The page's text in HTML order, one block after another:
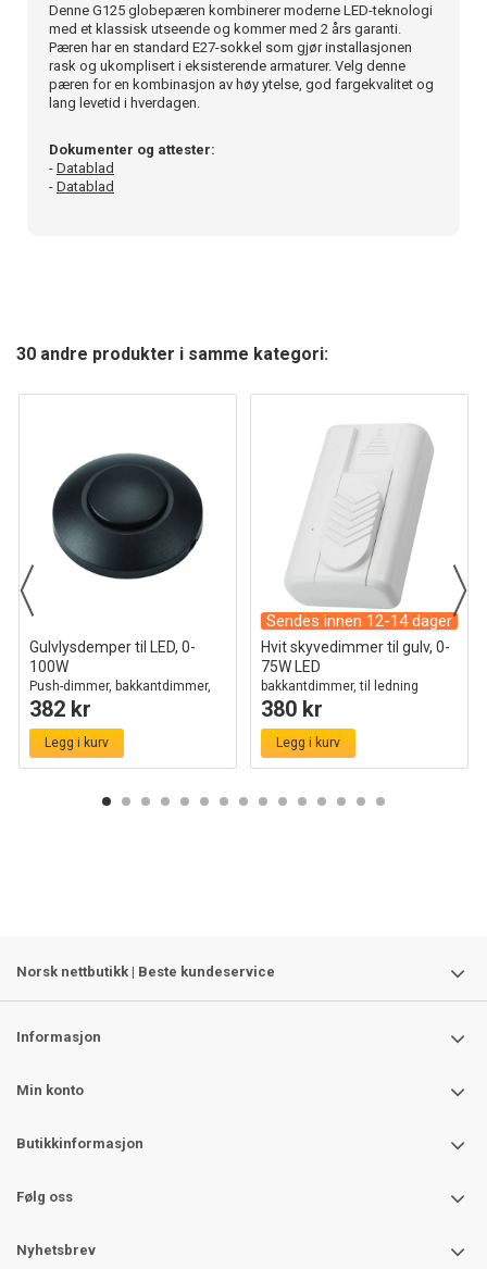
Denne G125 globepæren kombinerer moderne LED-teknologi
med et klassisk utseende og kommer med 2 års garanti.
Pæren har en standard E27-sokkel som gjør installasjonen
rask og ukomplisert i eksisterende armaturer. Velg denne
pæren for en kombinasjon av høy ytelse, god fargekvalitet og
lang levetid i hverdagen.
Dokumenter og attester:
- Datablad
- Datablad
30 andre produkter i samme kategori:
Gulvlysdemper til LED, 0-
100W
Push-dimmer, bakkantdimmer,
sort
382 kr
Legg i kurv
Sendes innen 12-14 dager
Hvit skyvedimmer til gulv, 0-
75W LED
bakkantdimmer, til ledning
380 kr
Legg i kurv
Norsk nettbutikk | Beste kundeservice
Informasjon
Min konto
Butikkinformasjon
Følg oss
Nyhetsbrev